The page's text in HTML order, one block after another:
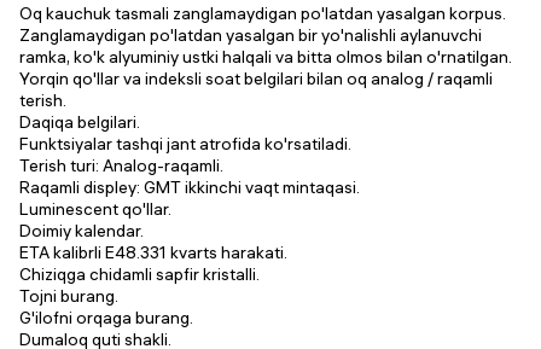
Oq kauchuk tasmali zanglamaydigan po'latdan yasalgan korpus.
Zanglamaydigan po'latdan yasalgan bir yo'nalishli aylanuvchi
ramka, ko'k alyuminiy ustki halqali va bitta olmos bilan o'rnatilgan.
Yorqin qo'llar va indeksli soat belgilari bilan oq analog / raqamli
terish.
Daqiqa belgilari.
Funktsiyalar tashqi jant atrofida ko'rsatiladi.
Terish turi: Analog-raqamli.
Raqamli displey: GMT ikkinchi vaqt mintaqasi.
Luminescent qo'llar.
Doimiy kalendar.
ETA kalibrli E48.331 kvarts harakati.
Chiziqga chidamli sapfir kristalli.
Tojni burang.
G'ilofni orqaga burang.
Dumaloq quti shakli.